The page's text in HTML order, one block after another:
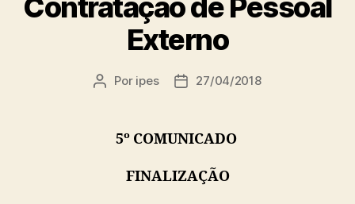
Externo
Autor
Por ipes
Data27/04/2018
5º COMUNICADO
FINALIZAÇÃO